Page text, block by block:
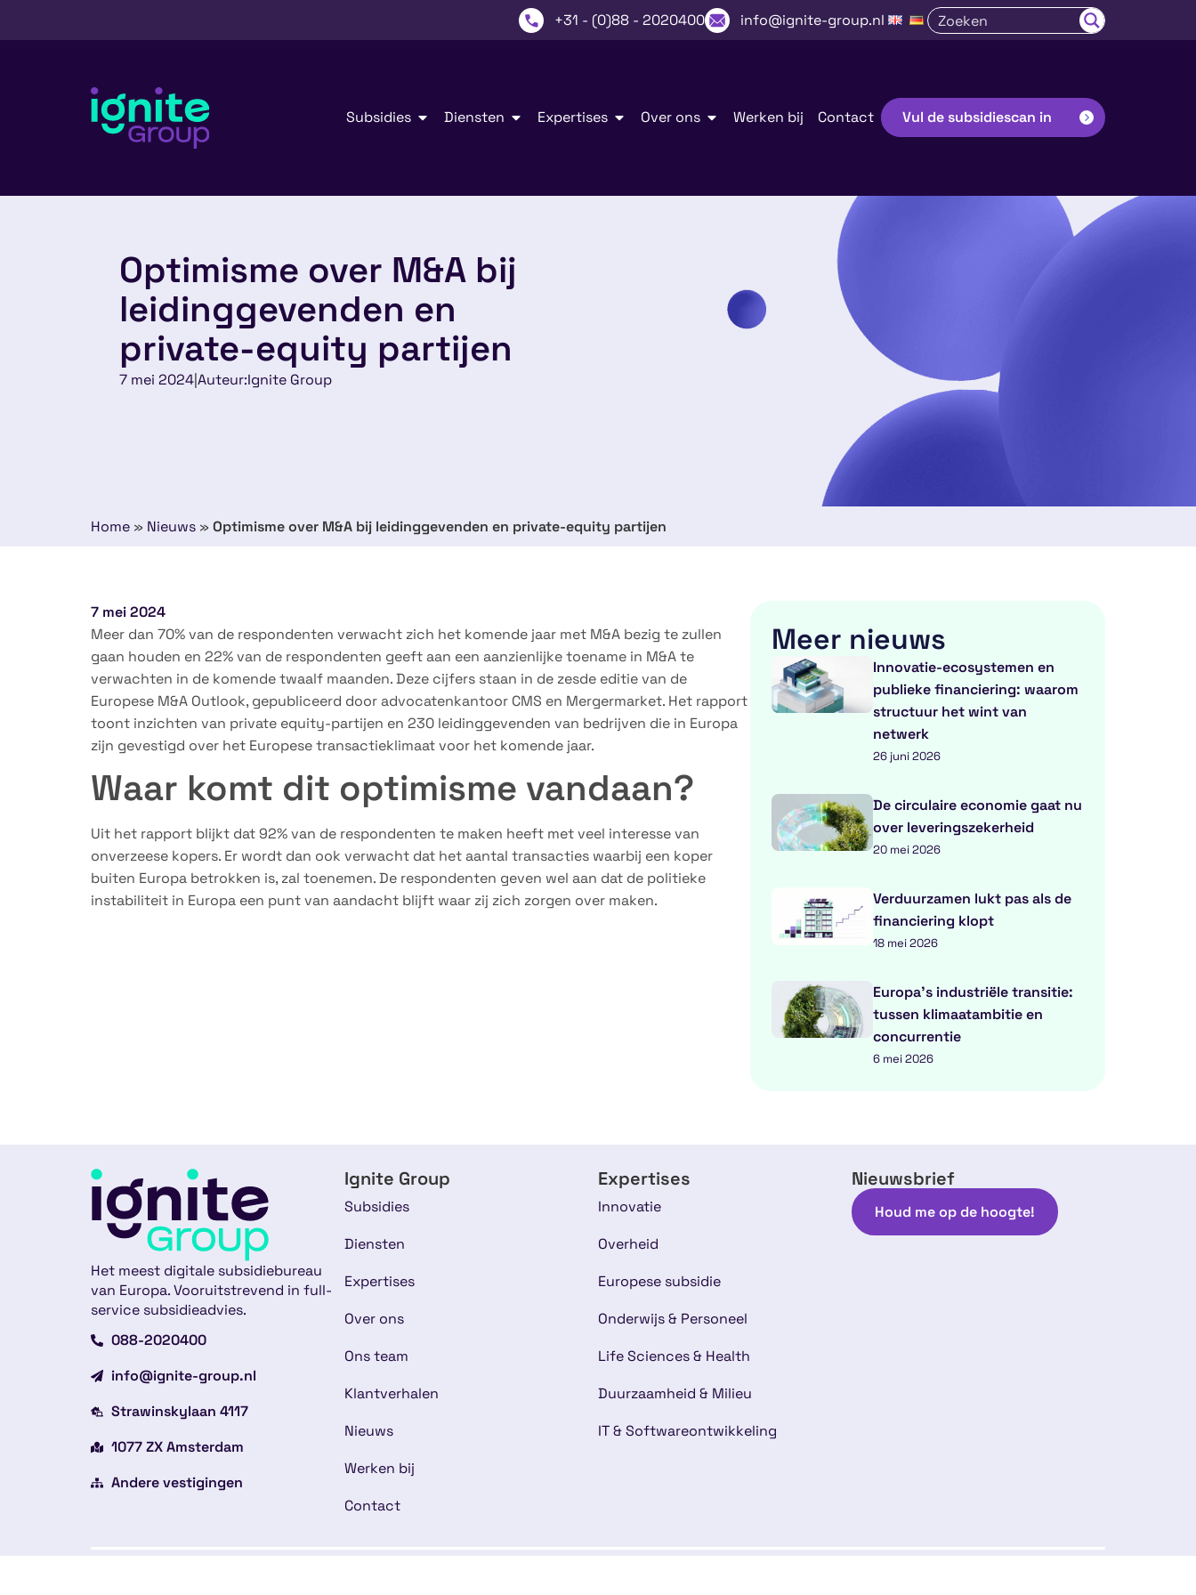
+31 - (0)88 - 2020400 info@ignite-group.nl
Subsidies Diensten Expertises Over ons Werken bij Contact Vul de subsidiescan in
Optimisme over M&A bij
leidinggevenden en
private-equity partijen
7 mei 2024|Auteur:Ignite Group
Home » Nieuws » Optimisme over M&A bij leidinggevenden en private-equity partijen
7 mei 2024
Meer dan 70% van de respondenten verwacht zich het komende jaar met M&A bezig te zullen
gaan houden en 22% van de respondenten geeft aan een aanzienlijke toename in M&A te
verwachten in de komende twaalf maanden. Deze cijfers staan in de zesde editie van de
Europese M&A Outlook, gepubliceerd door advocatenkantoor CMS en Mergermarket. Het rapport
toont inzichten van private equity-partijen en 230 leidinggevenden van bedrijven die in Europa
zijn gevestigd over het Europese transactieklimaat voor het komende jaar.
Waar komt dit optimisme vandaan?
Uit het rapport blijkt dat 92% van de respondenten te maken heeft met veel interesse van
onverzeese kopers. Er wordt dan ook verwacht dat het aantal transacties waarbij een koper
buiten Europa betrokken is, zal toenemen. De respondenten geven wel aan dat de politieke
instabiliteit in Europa een punt van aandacht blijft waar zij zich zorgen over maken.
Meer nieuws
Innovatie-ecosystemen en
publieke financiering: waarom
structuur het wint van
netwerk
26 juni 2026
De circulaire economie gaat nu
over leveringszekerheid
20 mei 2026
Verduurzamen lukt pas als de
financiering klopt
18 mei 2026
Europa’s industriële transitie:
tussen klimaatambitie en
concurrentie
6 mei 2026
Het meest digitale subsidiebureau
van Europa. Vooruitstrevend in full-
service subsidieadvies.
088-2020400
info@ignite-group.nl
Strawinskylaan 4117
1077 ZX Amsterdam
Andere vestigingen
Ignite Group
Subsidies
Diensten
Expertises
Over ons
Ons team
Klantverhalen
Nieuws
Werken bij
Contact
Expertises
Innovatie
Overheid
Europese subsidie
Onderwijs & Personeel
Life Sciences & Health
Duurzaamheid & Milieu
IT & Softwareontwikkeling
Nieuwsbrief
Houd me op de hoogte!